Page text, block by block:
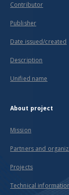
Contributor
Publisher
Date issued/created
Description
Unified name
About project
Mission
Partners and
Projects
Technical